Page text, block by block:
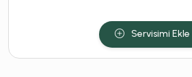
Servisimi Ekle